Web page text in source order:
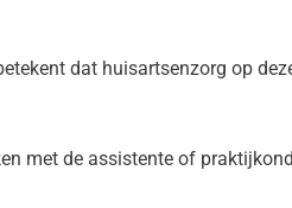
dat huisartsenzorg op
met de assistente of